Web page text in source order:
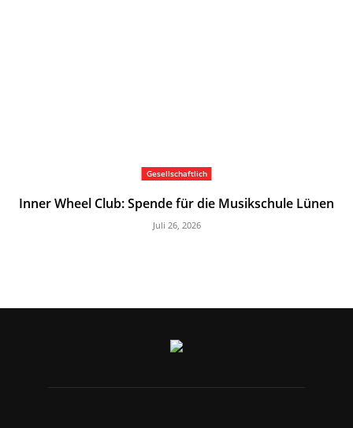
Gesellschaftlich
Inner Wheel Club: Spende für die Musikschule Lünen
Juli 26, 2026